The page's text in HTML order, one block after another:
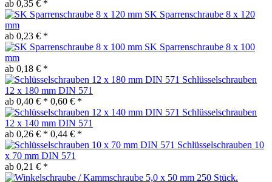
ab 0,35 € *
SK Sparrenschraube 8 x 120
mm
ab 0,23 € *
SK Sparrenschraube 8 x 100
mm
ab 0,18 € *
Schlüsselschrauben
12 x 180 mm DIN 571
ab 0,40 € * 0,60 € *
Schlüsselschrauben
12 x 140 mm DIN 571
ab 0,26 € * 0,44 € *
Schlüsselschrauben 10
x 70 mm DIN 571
ab 0,21 € *